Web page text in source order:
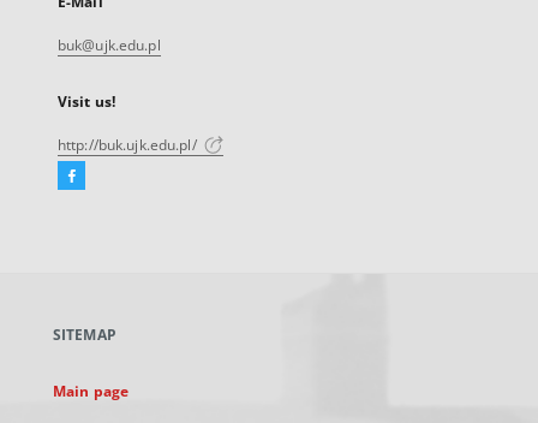
buk@ujk.edu.pl
Visit us!
http://buk.ujk.edu.pl/
Facebook
new
SITEMAP
Main page